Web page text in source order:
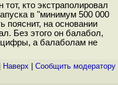
кто экстраполировал
в "минимум 500 000
пояснит, на основании
Без этого он балабол,
а балаболам не
Наверх Cообщить модератору